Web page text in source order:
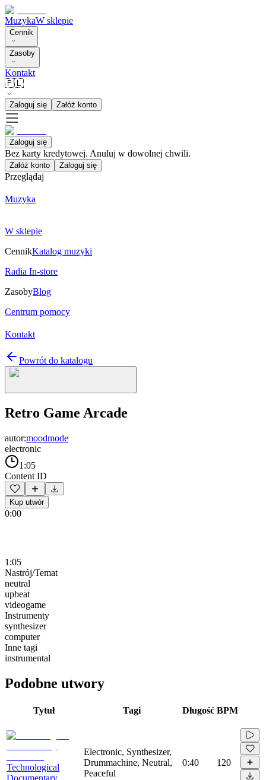
MuzykaW sklepie
Cennik
Zasoby
Kontakt
🇵🇱
Zaloguj się Załóż konto
Zaloguj się
Bez karty kredytowej. Anuluj w dowolnej chwili.
Załóż konto Zaloguj się
Przeglądaj
Muzyka
W sklepie
CennikKatalog muzyki
Radia In-store
ZasobyBlog
Centrum pomocy
Kontakt
Powrót do katalogu
Retro Game Arcade
autor:moodmode
electronic
1:05
Content ID
Kup utwór
0:00
1:05
Nastrój/Temat
neutral
upbeat
videogame
Instrumenty
synthesizer
computer
Inne tagi
instrumental
Podobne utwory
Tytuł Tagi Długość BPM
Technological
Documentary
Electronic, Synthesizer,
Drummachine, Neutral,
Peaceful
0:40 120